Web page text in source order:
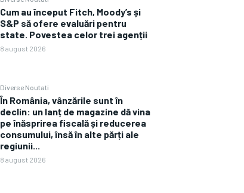
Cum au început Fitch, Moody’s și
S&P să ofere evaluări pentru
state. Povestea celor trei agenții
8 august 2026
Diverse Noutati
În România, vânzările sunt în
declin: un lanț de magazine dă vina
pe înăsprirea fiscală și reducerea
consumului, însă în alte părți ale
regiunii...
8 august 2026